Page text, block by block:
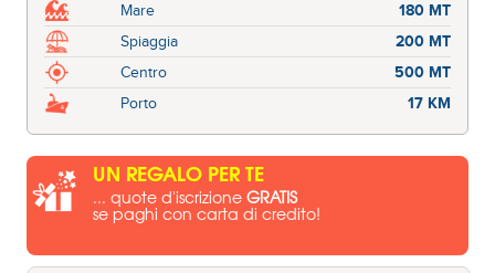
Mare
180 MT
Spiaggia
200 MT
Centro
500 MT
Porto
17 KM
UN REGALO PER TE
... quote d'iscrizioneGRATIS
se paghi con carta di credito!